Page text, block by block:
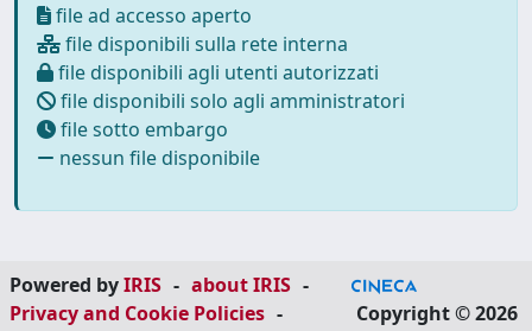
file ad accesso aperto
file disponibili sulla rete interna
file disponibili agli utenti autorizzati
file disponibili solo agli amministratori
file sotto embargo
nessun file disponibile
Powered byIRIS - about IRIS -
Privacy and Cookie Policies -
Copyright © 2026